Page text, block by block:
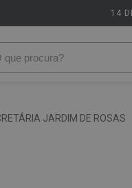
14
JARDIM DE ROSAS